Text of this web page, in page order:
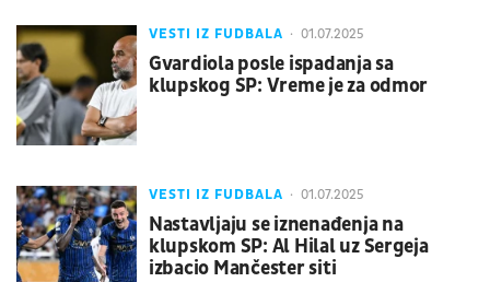
VESTI IZ FUDBALA 01.07.2025
Gvardiola posle ispadanja sa
klupskog SP: Vreme je za odmor
VESTI IZ FUDBALA 01.07.2025
Nastavljaju se iznenađenja na
klupskom SP: Al Hilal uz Sergeja
izbacio Mančester siti